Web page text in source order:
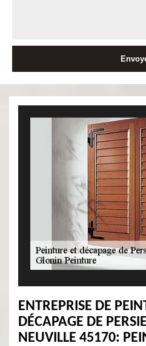
ENTREPRISE DE
DÉCAPAGE DE
NEUVILLE 45170: